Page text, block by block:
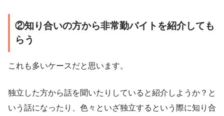
②知り合いの方から非常勤バイトを紹介しても
らう
これも多いケースだと思います。
独立した方から話を聞いたりしていると紹介しようか？と
いう話になったり、色々といざ独立するという際に知り合